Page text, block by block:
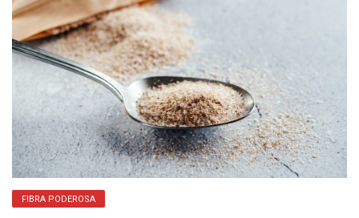
FIBRA PODEROSA